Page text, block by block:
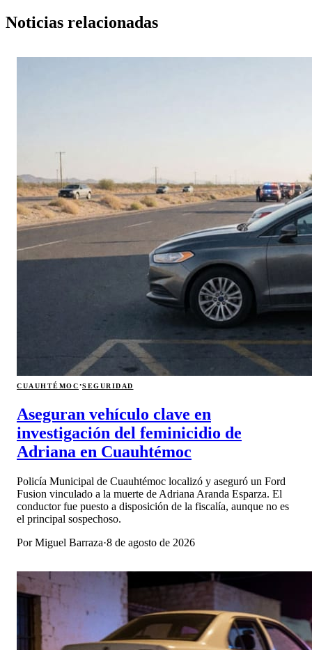
Noticias relacionadas
CUAUHTÉMOC·SEGURIDAD
Aseguran vehículo clave en
investigación del feminicidio de
Adriana en Cuauhtémoc
Policía Municipal de Cuauhtémoc localizó y aseguró un Ford
Fusion vinculado a la muerte de Adriana Aranda Esparza. El
conductor fue puesto a disposición de la fiscalía, aunque no es
el principal sospechoso.
PorMiguel Barraza·8 de agosto de 2026